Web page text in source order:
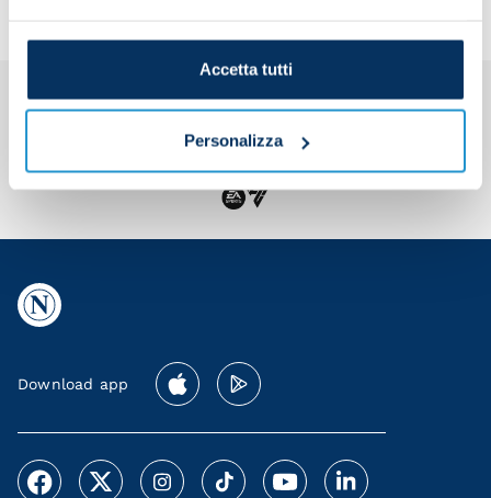
Accetta tutti
Personalizza
Download app